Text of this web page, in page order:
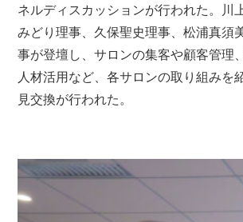
ネルディスカッションが行われた。川
みどり理事、久保聖史理事、松浦真須
事が登壇し、サロンの集客や顧客管理
人材活用など、各サロンの取り組みを
見交換が行われた。